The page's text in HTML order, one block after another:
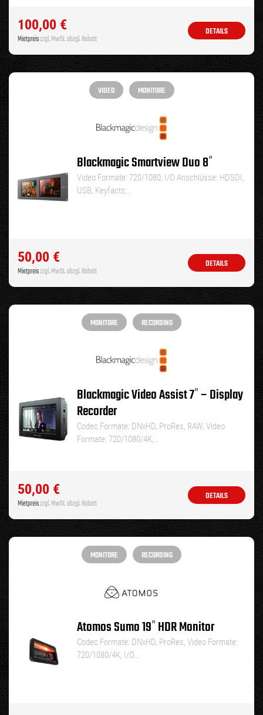
100,00 €
Mietpreiszzgl. MwSt. abzgl. Rabatt
DETAILS
VIDEO MONITORE
Blackmagic Smartview Duo 8″
Video Formate: 720/1080, I/O Anschlüsse: HDSDI,
USB, Keyfacts:…
50,00 €
Mietpreiszzgl. MwSt. abzgl. Rabatt
DETAILS
MONITORE RECORDING
Blackmagic Video Assist 7″ – Display
Recorder
Codec Formate: DNxHD, ProRes, RAW, Video
Formate: 720/1080/4K,…
50,00 €
Mietpreiszzgl. MwSt. abzgl. Rabatt
DETAILS
MONITORE RECORDING
Atomos Sumo 19″ HDR Monitor
Codec Formate: DNxHD, ProRes, Video Formate:
720/1080/4K, I/O…